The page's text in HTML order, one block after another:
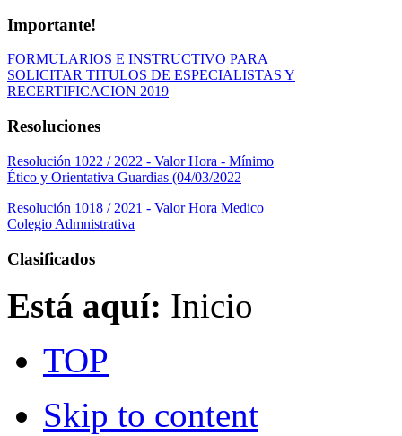
Importante!
FORMULARIOS E INSTRUCTIVO PARA
SOLICITAR TITULOS DE ESPECIALISTAS Y
RECERTIFICACION 2019
Resoluciones
Resolución 1022 / 2022 - Valor Hora - Mínimo
Ético y Orientativa Guardias (04/03/2022
Resolución 1018 / 2021 - Valor Hora Medico
Colegio Admnistrativa
Clasificados
Está aquí: Inicio
TOP
Skip to content